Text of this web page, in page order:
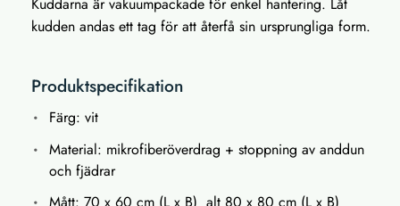
kudden andas ett tag för att återfå sin ursprungliga form.
Produktspecifikation
Färg: vit
Material: mikrofiberöverdrag + stoppning av anddun
och fjädrar